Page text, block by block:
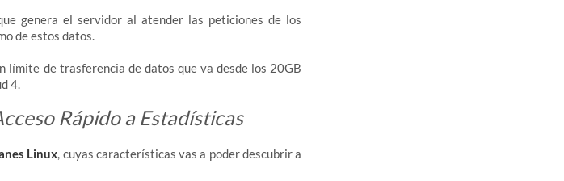
genera el servidor al atender las peticiones de los
de estos datos.
límite de trasferencia de datos que va desde los 20GB
4.
Rápido a Estadísticas
Linux, cuyas características vas a poder descubrir a